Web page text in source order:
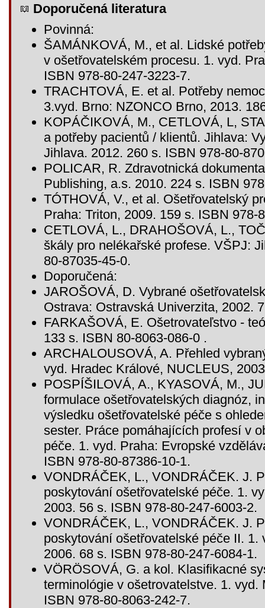
Doporučená literatura
Povinná:
ŠAMÁNKOVÁ, M., et al. Lidské
v ošetřovatelském procesu. 1. vyd.
ISBN 978-80-247-3223-7.
TRACHTOVÁ, E. et al. Potřeby
3.vyd. Brno: NZONCO Brno, 2013.
KOPÁČIKOVÁ, M., CETLOVÁ, L,
a potřeby pacientů / klientů. Jihlava:
Jihlava. 2012. 260 s. ISBN 978-80-
POLICAR, R. Zdravotnická
Publishing, a.s. 2010. 224 s. ISBN
TÓTHOVÁ, V., et al. Ošetřovatelský
Praha: Triton, 2009. 159 s. ISBN 978-
CETLOVÁ, L., DRAHOŠOVÁ, L.,
škály pro nelékařské profese. VŠPJ:
80-87035-45-0.
Doporučená:
JAROŠOVÁ, D. Vybrané
Ostrava: Ostravská Univerzita, 2002.
FARKAŠOVÁ, E. Ošetrovateľstvo -
133 s. ISBN 80-8063-086-0 .
ARCHALOUSOVÁ, A. Přehled
vyd. Hradec Králové, NUCLEUS,
POSPÍŠILOVÁ, A., KYASOVÁ, M.,
formulace ošetřovatelských diagnóz,
výsledku ošetřovatelské péče s
sester. Práce pomáhajících profesí v
péče. 1. vyd. Praha: Evropské
ISBN 978-80-87386-10-1.
VONDRÁČEK, L., VONDRÁČEK. J.
poskytování ošetřovatelské péče. 1.
2003. 56 s. ISBN 978-80-247-6003-2.
VONDRÁČEK, L., VONDRÁČEK. J.
poskytování ošetřovatelské péče II.
2006. 68 s. ISBN 978-80-247-6084-1.
VÖRÖSOVÁ, G. a kol. Klasifikacné
terminológie v ošetrovatelstve. 1. vyd.
ISBN 978-80-8063-242-7.